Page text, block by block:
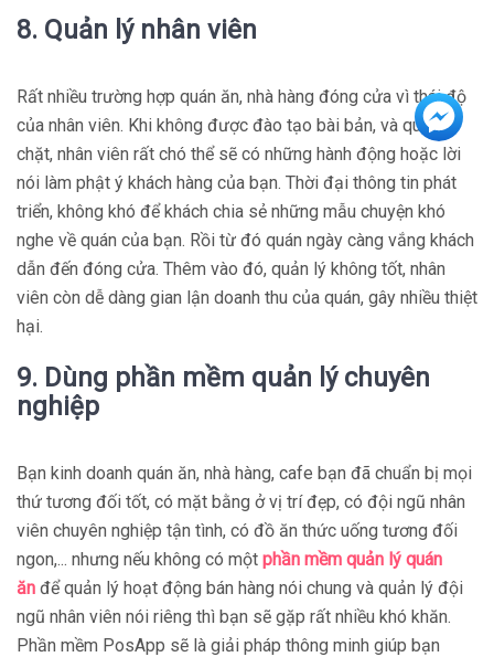
8. Quản lý nhân viên
Rất nhiều trường hợp quán ăn, nhà hàng đóng cửa vì thái độ
của nhân viên. Khi không được đào tạo bài bản, và quản lý
chặt, nhân viên rất chó thể sẽ có những hành động hoặc lời
nói làm phật ý khách hàng của bạn. Thời đại thông tin phát
triển, không khó để khách chia sẻ những mẫu chuyện khó
nghe về quán của bạn. Rồi từ đó quán ngày càng vắng khách
dẫn đến đóng cửa. Thêm vào đó, quản lý không tốt, nhân
viên còn dễ dàng gian lận doanh thu của quán, gây nhiều thiệt
hại.
9. Dùng phần mềm quản lý chuyên
nghiệp
Bạn kinh doanh quán ăn, nhà hàng, cafe bạn đã chuẩn bị mọi
thứ tương đối tốt, có mặt bằng ở vị trí đẹp, có đội ngũ nhân
viên chuyên nghiệp tận tình, có đồ ăn thức uống tương đối
ngon,... nhưng nếu không có một phần mềm quản lý quán
ăn để quản lý hoạt động bán hàng nói chung và quản lý đội
ngũ nhân viên nói riêng thì bạn sẽ gặp rất nhiều khó khăn.
Phần mềm PosApp sẽ là giải pháp thông minh giúp bạn